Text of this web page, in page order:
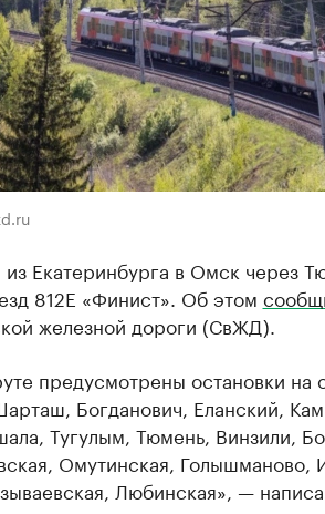
из Екатеринбурга в Омск через
812Е «Финист». Об этом
железной дороги (СвЖД).
предусмотрены остановки на
Богданович, Еланский,
Тугулым, Тюмень, Винзили,
Омутинская, Голышманово,
Любинская», —